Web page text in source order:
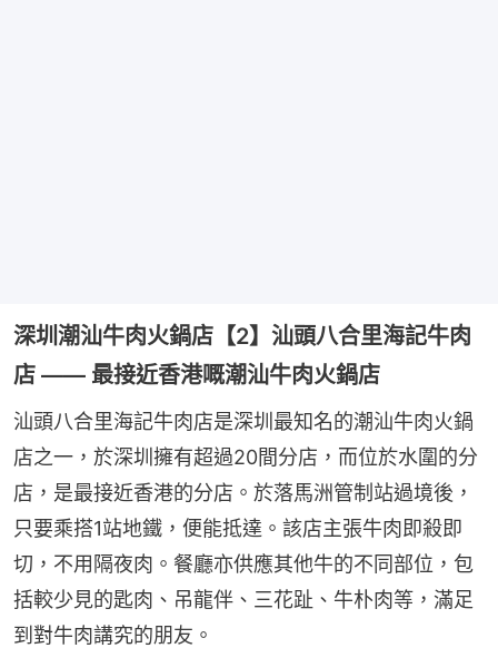
深圳潮汕牛肉火鍋店【2】汕頭八合里海記牛肉
店 —— 最接近香港嘅潮汕牛肉火鍋店
汕頭八合里海記牛肉店是深圳最知名的潮汕牛肉火鍋
店之一，於深圳擁有超過20間分店，而位於水圍的分
店，是最接近香港的分店。於落馬洲管制站過境後，
只要乘搭1站地鐵，便能抵達。該店主張牛肉即殺即
切，不用隔夜肉。餐廳亦供應其他牛的不同部位，包
括較少見的匙肉、吊龍伴、三花趾、牛朴肉等，滿足
到對牛肉講究的朋友。